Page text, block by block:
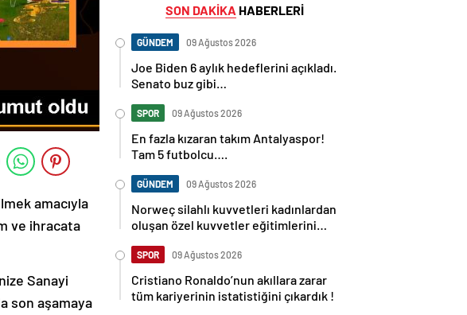
amacıyla
ve ihracata
Sanayi
son aşamaya
SON DAKİKA HABERLERİ
GÜNDEM 09 Ağustos 2026
Joe Biden 6 aylık hedeflerini açıkladı.
Senato buz gibi…
SPOR 09 Ağustos 2026
En fazla kızaran takım Antalyaspor!
Tam 5 futbolcu….
GÜNDEM 09 Ağustos 2026
Norweç silahlı kuvvetleri kadınlardan
oluşan özel kuvvetler eğitimlerini
SPOR 09 Ağustos 2026
Cristiano Ronaldo’nun akıllara zarar
tüm kariyerinin istatistiğini çıkardık !